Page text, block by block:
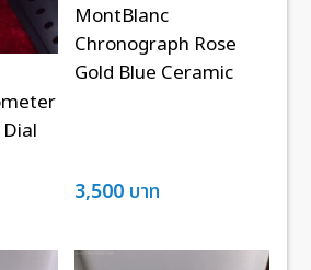
MontBlanc
Chronograph Rose
Gold Blue Ceramic
3,500 บาท